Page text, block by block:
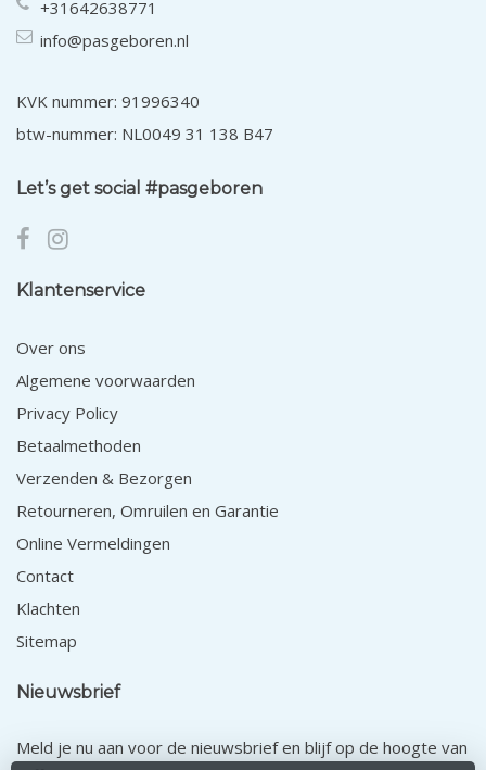
+31642638771
info@pasgeboren.nl
KVK nummer: 91996340
btw-nummer: NL0049 31 138 B47
Let’s get social #pasgeboren
Klantenservice
Over ons
Algemene voorwaarden
Privacy Policy
Betaalmethoden
Verzenden & Bezorgen
Retourneren, Omruilen en Garantie
Online Vermeldingen
Contact
Klachten
Sitemap
Nieuwsbrief
Meld je nu aan voor de nieuwsbrief en blijf op de hoogte van